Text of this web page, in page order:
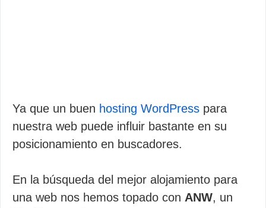
Ya que un buen hosting WordPress para
nuestra web puede influir bastante en su
posicionamiento en buscadores.
En la búsqueda del mejor alojamiento para
una web nos hemos topado con ANW, un